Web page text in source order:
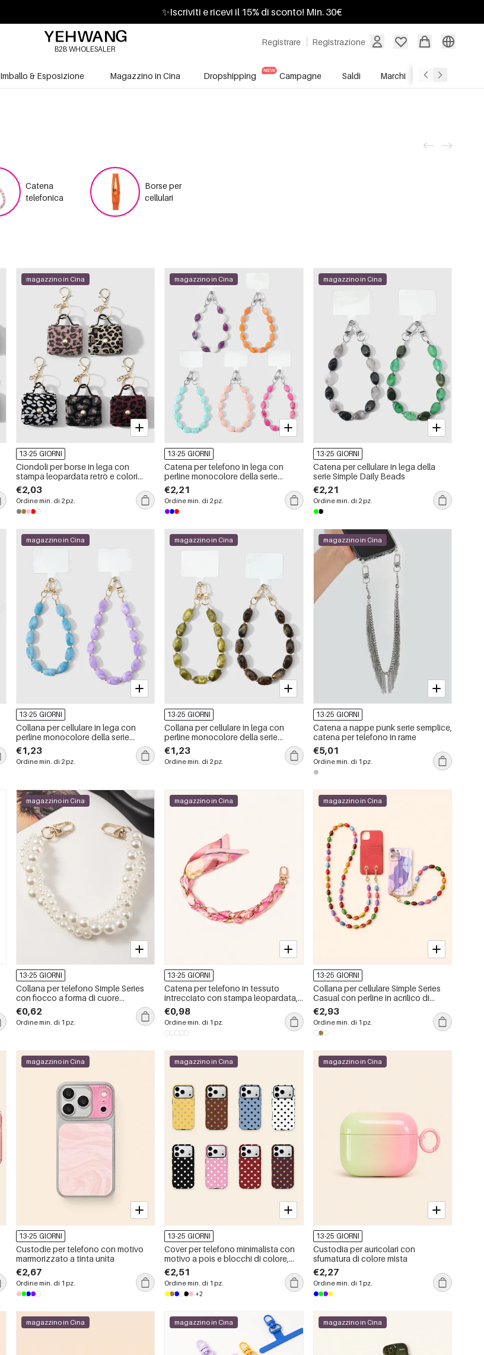
✨Iscriviti e ricevi il 15% di sconto! Min. 30€
Registrare Registrazione
B2B WHOLESALER
Imballo & Esposizione Magazzino in Cina Dropshipping Campagne Saldi Marchi Servizio
Catena
telefonica
Borse per
cellulari
magazzino in Cina
13-25 GIORNI
Ciondoli per borse in lega con
stampa leopardata retrò e colori
misti, serie Simple.
€2,03
Ordine min. di 2 pz.
magazzino in Cina
13-25 GIORNI
Catena per telefono in lega con
perline monocolore della serie
Simple.
€2,21
Ordine min. di 2 pz.
magazzino in Cina
13-25 GIORNI
Catena per cellulare in lega della
serie Simple Daily Beads
€2,21
Ordine min. di 2 pz.
magazzino in Cina
13-25 GIORNI
Collana per cellulare in lega con
perline monocolore della serie
Simple.
€1,23
Ordine min. di 2 pz.
magazzino in Cina
13-25 GIORNI
Collana per cellulare in lega con
perline monocolore della serie
Simple.
€1,23
Ordine min. di 2 pz.
magazzino in Cina
13-25 GIORNI
Catena a nappe punk serie semplice,
catena per telefono in rame
€5,01
Ordine min. di 1 pz.
magazzino in Cina
13-25 GIORNI
Collana per telefono Simple Series
con fiocco a forma di cuore
elegante, tinta unita, perla artificiale.
€0,62
Ordine min. di 1 pz.
magazzino in Cina
13-25 GIORNI
Catena per telefono in tessuto
intrecciato con stampa leopardata,
righe, quadri e pois, modello Simple
Series Casual Flower Leopard Print
Stripe Plaid Pois Chain Gradient
Color.
€0,98
Ordine min. di 1 pz.
magazzino in Cina
13-25 GIORNI
Collana per cellulare Simple Series
Casual con perline in acrilico di
colori misti
€2,93
Ordine min. di 1 pz.
magazzino in Cina
13-25 GIORNI
Custodie per telefono con motivo
marmorizzato a tinta unita
€2,67
Ordine min. di 1 pz.
magazzino in Cina
13-25 GIORNI
Cover per telefono minimalista con
motivo a pois e blocchi di colore,
due in uno.
€2,51
Ordine min. di 1 pz.
+2
magazzino in Cina
13-25 GIORNI
Custodia per auricolari con
sfumatura di colore mista
€2,27
Ordine min. di 1 pz.
magazzino in Cina magazzino in Cina magazzino in Cina